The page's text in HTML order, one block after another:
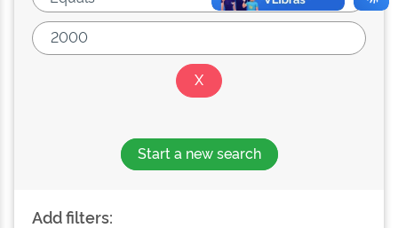
Start a new search
Add filters: